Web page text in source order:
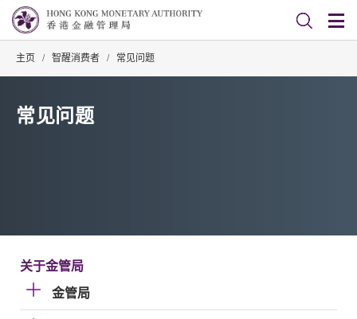
主页 / 智醒消费者 / 常见问题
常见问题
关于金管局
金管局